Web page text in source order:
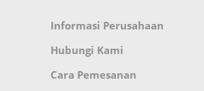
Informasi Perusahaan
Hubungi Kami
Cara Pemesanan